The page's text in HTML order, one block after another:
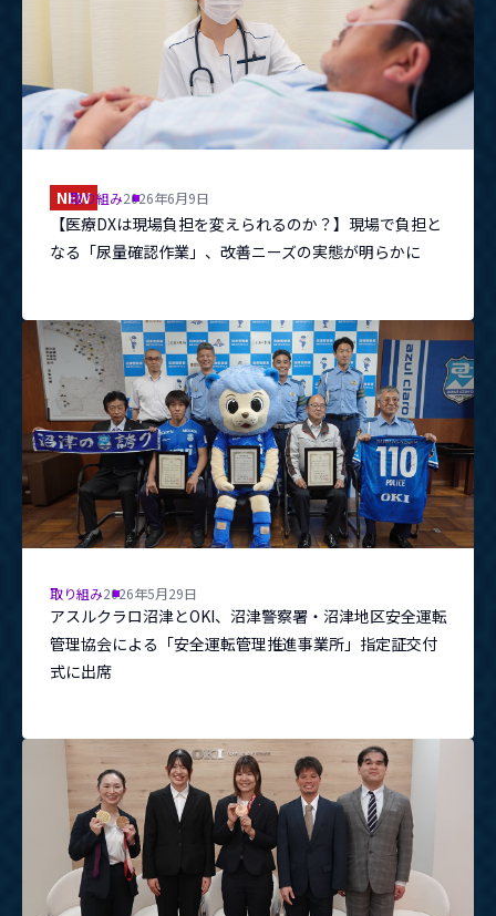
お問い合わせはこちらから
メニューを閉じる
NEW
取り組み2026年6月9日
【医療DXは現場負担を変えられるのか？】現場で負担と
なる「尿量確認作業」、改善ニーズの実態が明らかに
取り組み2026年5月29日
アスルクラロ沼津とOKI、沼津警察署・沼津地区安全運転
管理協会による「安全運転管理推進事業所」指定証交付
式に出席